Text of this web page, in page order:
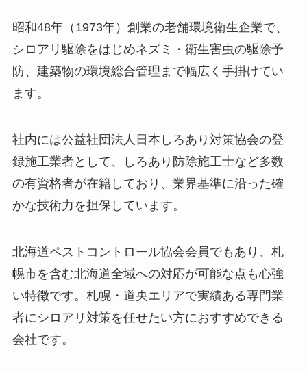
昭和48年（1973年）創業の老舗環境衛生企業で、
シロアリ駆除をはじめネズミ・衛生害虫の駆除予
防、建築物の環境総合管理まで幅広く手掛けてい
ます。
社内には公益社団法人日本しろあり対策協会の登
録施工業者として、しろあり防除施工士など多数
の有資格者が在籍しており、業界基準に沿った確
かな技術力を担保しています。
北海道ペストコントロール協会会員でもあり、札
幌市を含む北海道全域への対応が可能な点も心強
い特徴です。札幌・道央エリアで実績ある専門業
者にシロアリ対策を任せたい方におすすめできる
会社です。